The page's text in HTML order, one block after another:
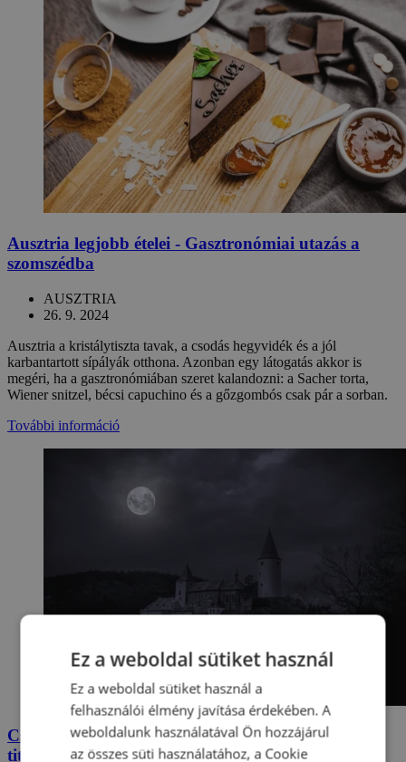
Ausztria legjobb ételei - Gasztronómiai utazás a
szomszédba
AUSZTRIA
26. 9. 2024
Ausztria a kristálytiszta tavak, a csodás hegyvidék és a jól
karbantartott sípályák otthona. Azonban egy látogatás akkor is
megéri, ha a gasztronómiában szeret kalandozni: a Sacher torta,
Wiener snitzel, bécsi capuchino és a gőzgombós csak pár a sorban.
További információ
Csehország legjobbjai: TOP Kísérteties helyek + 4
titkos tipp
Ez a weboldal sütiket használ
Ez a weboldal sütiket használ a
felhasználói élmény javítása érdekében. A
weboldalunk használatával Ön hozzájárul
az összes süti használatához, a Cookie